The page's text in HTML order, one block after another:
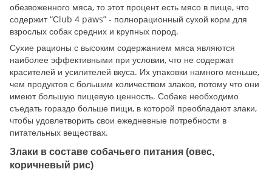
обезвоженного мяса, то этот процент есть мясо в пище, что
содержит “Сlub 4 paws” - полнорационный сухой корм для
взрослых собак средних и крупных пород.
Сухие рационы с высоким содержанием мяса являются
наиболее эффективными при условии, что не содержат
красителей и усилителей вкуса. Их упаковки намного меньше,
чем продуктов с большим количеством злаков, потому что они
имеют большую пищевую ценность. Собаке необходимо
съедать гораздо больше пищи, в которой преобладают злаки,
чтобы удовлетворить свои ежедневные потребности в
питательных веществах.
Злаки в составе собачьего питания (овес,
коричневый рис)